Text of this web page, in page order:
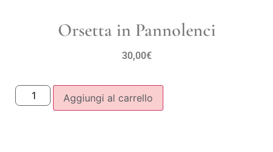
Orsetta in Pannolenci
30,00€
Aggiungi al carrello